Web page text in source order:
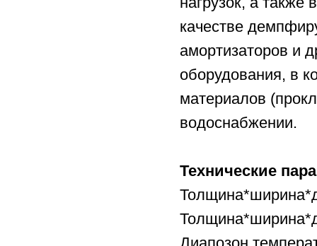
качестве
амортизаторов и
оборудования, в
материалов
водоснабжении.
Технические